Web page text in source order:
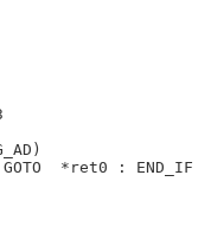
GOTO  *ret0 : END_IF